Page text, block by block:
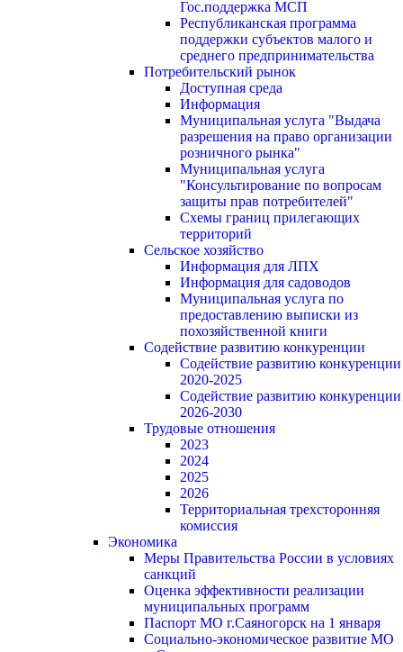
Гос.поддержка МСП
Республиканская программа
поддержки субъектов малого и
среднего предпринимательства
Потребительский рынок
Доступная среда
Информация
Муниципальная услуга "Выдача
разрешения на право организации
розничного рынка"
Муниципальная услуга
"Консультирование по вопросам
защиты прав потребителей"
Схемы границ прилегающих
территорий
Сельское хозяйство
Информация для ЛПХ
Информация для садоводов
Муниципальная услуга по
предоставлению выписки из
похозяйственной книги
Содействие развитию конкуренции
Содействие развитию конкуренции
2020-2025
Содействие развитию конкуренции
2026-2030
Трудовые отношения
2023
2024
2025
2026
Территориальная трехсторонняя
комиссия
Экономика
Меры Правительства России в условиях
санкций
Оценка эффективности реализации
муниципальных программ
Паспорт МО г.Саяногорск на 1 января
Социально-экономическое развитие МО